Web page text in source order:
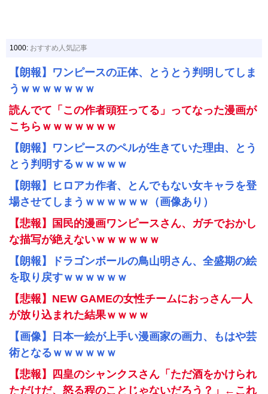
1000: おすすめ人気記事
【朗報】ワンピースの正体、とうとう判明してしま
うｗｗｗｗｗｗｗ
読んでて「この作者頭狂ってる」ってなった漫画が
こちらｗｗｗｗｗｗｗ
【朗報】ワンピースのペルが生きていた理由、とう
とう判明するｗｗｗｗｗ
【朗報】ヒロアカ作者、とんでもない女キャラを登
場させてしまうｗｗｗｗｗｗ（画像あり）
【悲報】国民的漫画ワンピースさん、ガチでおかし
な描写が絶えないｗｗｗｗｗｗ
【朗報】ドラゴンボールの鳥山明さん、全盛期の絵
を取り戻すｗｗｗｗｗｗ
【悲報】NEW GAMEの女性チームにおっさん一人
が放り込まれた結果ｗｗｗｗ
【画像】日本一絵が上手い漫画家の画力、もはや芸
術となるｗｗｗｗｗｗ
【悲報】四皇のシャンクスさん「ただ酒をかけられ
ただけだ、怒る程のことじゃないだろう？」←これ